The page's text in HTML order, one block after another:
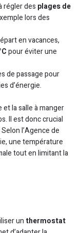
régler des plages de
lors des
en vacances,
pour éviter une
de passage pour
d’énergie.
et la salle à manger
Il est donc crucial
l’Agence de
une température
tout en limitant la
un thermostat